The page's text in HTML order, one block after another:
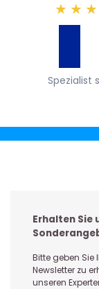
★ ★ ★
Spezialist
Erhalten Sie
Bitte geben Sie
Newsletter zu
unseren